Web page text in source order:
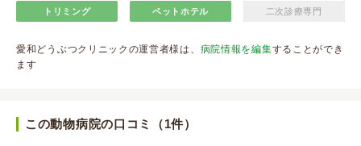
トリミング ペットホテル 二次診療専門
愛和どうぶつクリニックの運営者様は、 病院情報を編集することができ
ます
この動物病院の口コミ（1件）